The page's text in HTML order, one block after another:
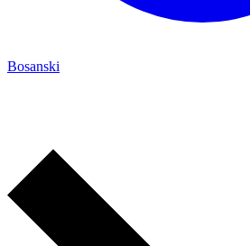
Bosanski